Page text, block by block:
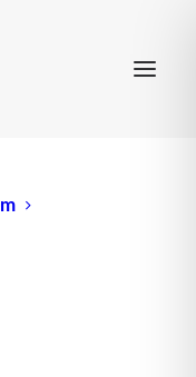
Prozess,
Wegen im